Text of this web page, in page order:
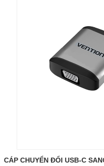
CÁP CHUYỂN ĐỔI USB-C